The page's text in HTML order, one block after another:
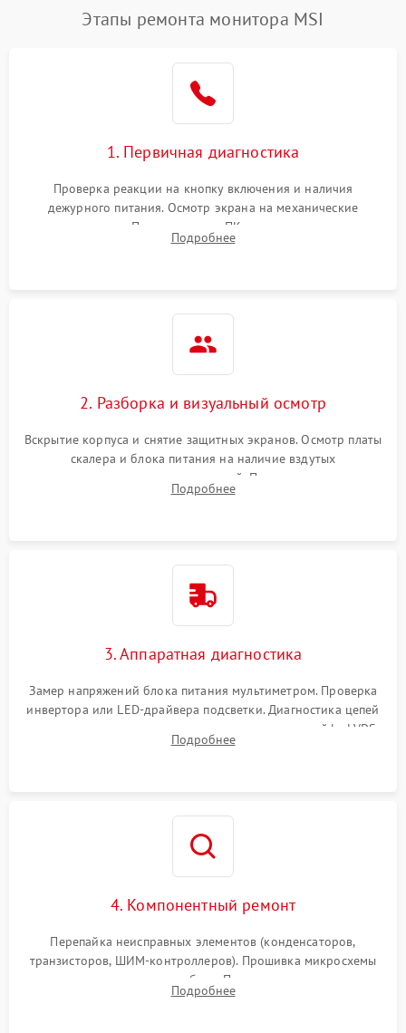
Этапы ремонта монитора MSI
1. Первичная диагностика
Проверка реакции на кнопку включения и наличия
дежурного питания. Осмотр экрана на механические
повреждения. Подключение к ПК для оценки вывода
изображения, работы подсветки и выявления артефактов на
Подробнее
2. Разборка и визуальный осмотр
Вскрытие корпуса и снятие защитных экранов. Осмотр платы
скалера и блока питания на наличие вздутых
конденсаторов, прогаров, окислений. Проверка надежности
контактов и целостности шлейфов матрицы.
Подробнее
3. Аппаратная диагностика
Замер напряжений блока питания мультиметром. Проверка
инвертора или LED-драйвера подсветки. Диагностика цепей
питания скалера и тестирование сигналов на шлейфе LVDS
Подробнее
4. Компонентный ремонт
Перепайка неисправных элементов (конденсаторов,
транзисторов, ШИМ-контроллеров). Прошивка микросхемы
памяти при программных сбоях. При поломке подсветки —
разборка матрицы и замена выгоревших светодиодов.
Подробнее